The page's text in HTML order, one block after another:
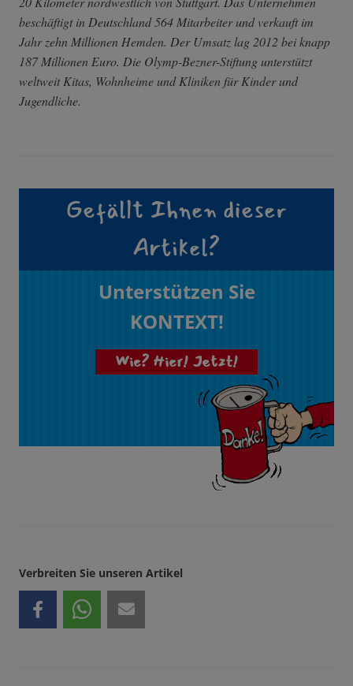
beschäftigt in Deutschland 564 Mitarbeiter und verkauft im
Jahr zehn Millionen Hemden. Der Umsatz lag 2012 bei knapp
187 Millionen Euro. Die Olymp-Bezner-Stiftung unterstützt
weltweit Kitas, Wohnheime und Kliniken für Kinder und
Jugendliche.
Gefällt Ihnen dieser
Artikel?
Unterstützen Sie
KONTEXT!
Wie? Hier! Jetzt!
Verbreiten Sie unseren Artikel